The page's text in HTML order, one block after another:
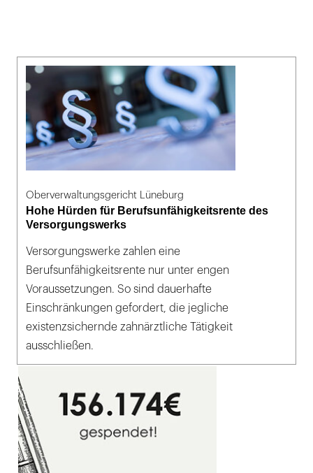
Oberverwaltungsgericht Lüneburg
Hohe Hürden für Berufsunfähigkeitsrente des
Versorgungswerks
Versorgungswerke zahlen eine
Berufsunfähigkeitsrente nur unter engen
Voraussetzungen. So sind dauerhafte
Einschränkungen gefordert, die jegliche
existenzsichernde zahnärztliche Tätigkeit
ausschließen.